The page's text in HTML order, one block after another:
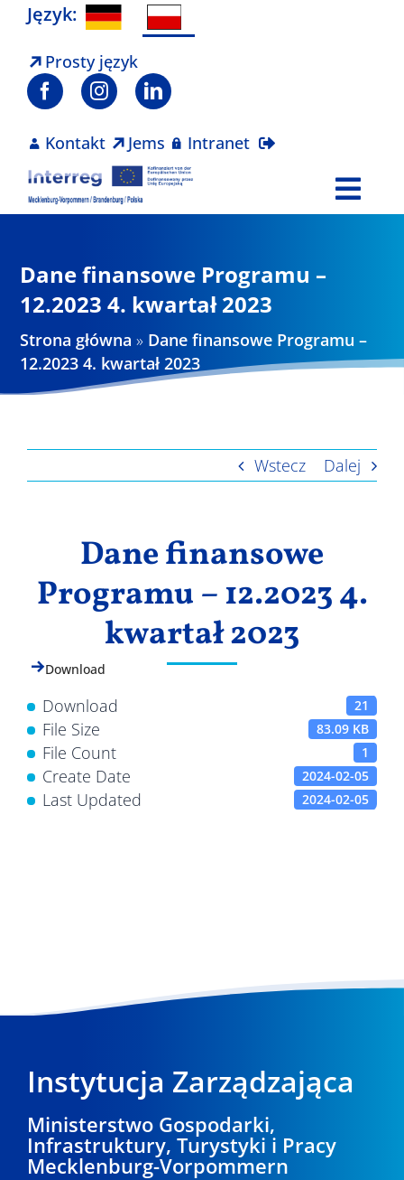
Skip
content
Język:
Prosty język
Kontakt Jems Intranet
Projekty
Aktualności
Dane finansowe Programu –
12.2023 4. kwartał 2023
Strona główna » Dane finansowe Programu –
12.2023 4. kwartał 2023
Wstecz Dalej
Dane finansowe
Programu – 12.2023 4.
kwartał 2023
Download
Download 21
File Size 83.09 KB
File Count 1
Create Date 2024-02-05
Last Updated 2024-02-05
Instytucja Zarządzająca
Ministerstwo Gospodarki,
Infrastruktury, Turystyki i Pracy
Mecklenburg-Vorpommern